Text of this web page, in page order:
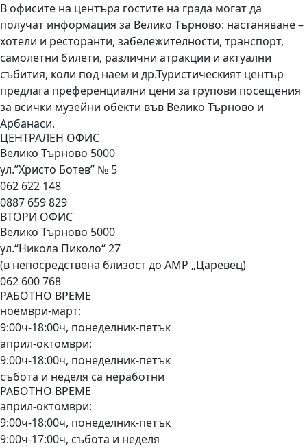
В офисите на центъра гостите на града могат да
получат информация за Велико Търново: настаняване –
хотели и ресторанти, забележителности, транспорт,
самолетни билети, различни атракции и актуални
събития, коли под наем и др.Туристическият център
предлага преференциални цени за групови посещения
за всички музейни обекти във Велико Търново и
Арбанаси.
ЦЕНТРАЛЕН ОФИС
Велико Търново 5000
ул.”Христо Ботев” № 5
062 622 148
0887 659 829
ВТОРИ ОФИС
Велико Търново 5000
ул.“Никола Пиколо“ 27
(в непосредствена близост до АМР „Царевец)
062 600 768
РАБОТНО ВРЕМЕ
ноември-март:
9:00ч-18:00ч, понеделник-петък
април-октомври:
9:00ч-18:00ч, понеделник-петък
събота и неделя са неработни
РАБОТНО ВРЕМЕ
април-октомври:
9:00ч-18:00ч, понеделник-петък
9:00ч-17:00ч, събота и неделя